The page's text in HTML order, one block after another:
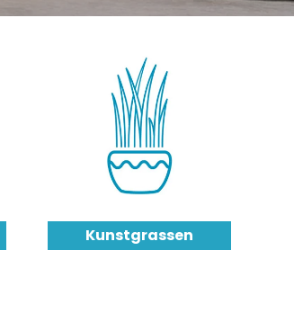
OUTLET
Kunstgrassen